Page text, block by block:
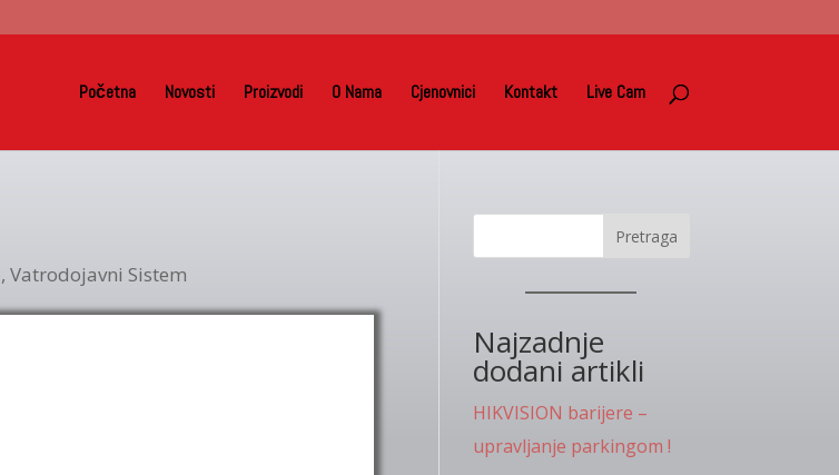
Početna Novosti Proizvodi O Nama Cjenovnici Kontakt Live Cam
,Vatrodojavni Sistem
Pretraga
Najzadnje
dodani artikli
HIKVISION barijere –
upravljanje parkingom !